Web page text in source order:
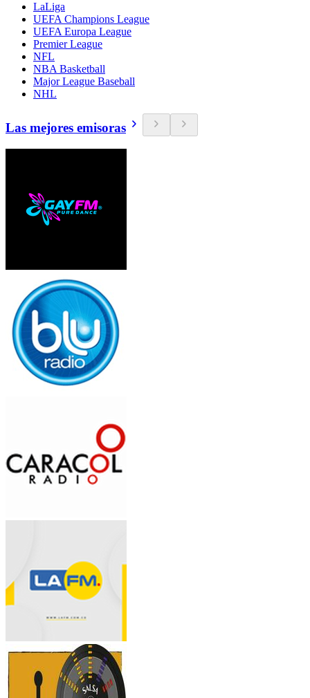
LaLiga
UEFA Champions League
UEFA Europa League
Premier League
NFL
NBA Basketball
Major League Baseball
NHL
Las mejores emisoras